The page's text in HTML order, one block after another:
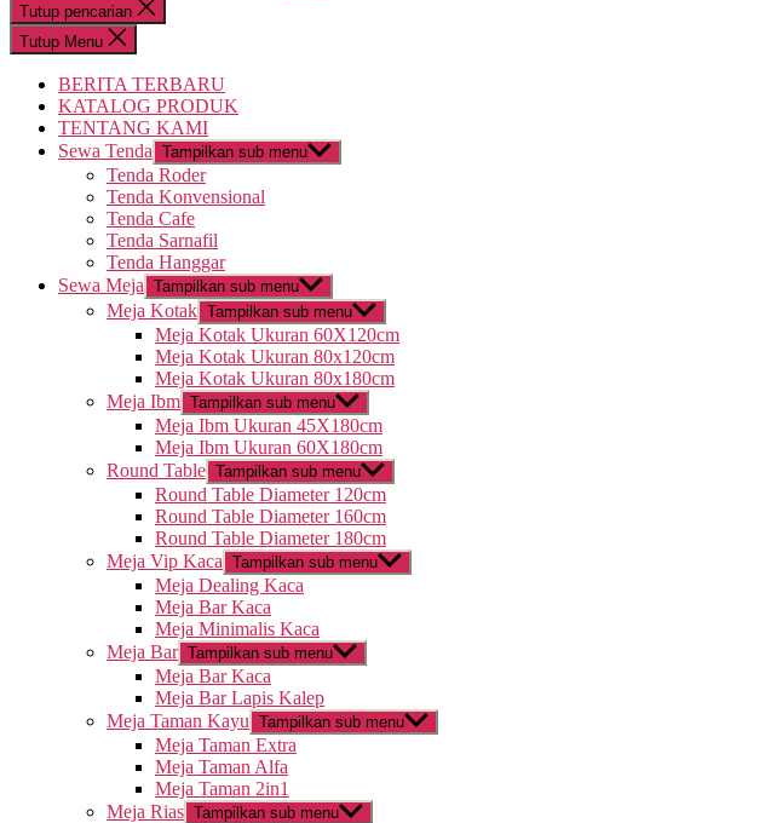
Tutup pencarian
Tutup Menu
BERITA TERBARU
KATALOG PRODUK
TENTANG KAMI
Sewa Tenda Tampilkan sub menu
Tenda Roder
Tenda Konvensional
Tenda Cafe
Tenda Sarnafil
Tenda Hanggar
Sewa Meja Tampilkan sub menu
Meja Kotak Tampilkan sub menu
Meja Kotak Ukuran 60X120cm
Meja Kotak Ukuran 80x120cm
Meja Kotak Ukuran 80x180cm
Meja Ibm Tampilkan sub menu
Meja Ibm Ukuran 45X180cm
Meja Ibm Ukuran 60X180cm
Round Table Tampilkan sub menu
Round Table Diameter 120cm
Round Table Diameter 160cm
Round Table Diameter 180cm
Meja Vip Kaca Tampilkan sub menu
Meja Dealing Kaca
Meja Bar Kaca
Meja Minimalis Kaca
Meja Bar Tampilkan sub menu
Meja Bar Kaca
Meja Bar Lapis Kalep
Meja Taman Kayu Tampilkan sub menu
Meja Taman Extra
Meja Taman Alfa
Meja Taman 2in1
Meja Rias Tampilkan sub menu